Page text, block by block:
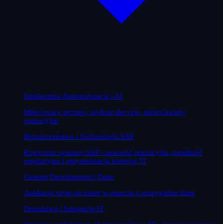
Inteligentna Automatyzacja i AI
Mniej pracy ręcznej, szybsze decyzje, niższe koszty
operacyjne
Bezpieczeństwo i Technologia SAP
Krytyczne systemy SAP - pewność operacyjna, zgodność
regulacyjna i optymalizacja kosztów IT
Custom Development i Dane
Aplikacje szyte na miarę w oparciu o wiarygodne dane
Doradztwo i Integracja IT